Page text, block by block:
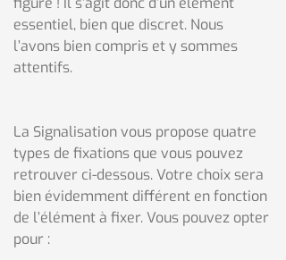
essentiel, bien que discret. Nous
l’avons bien compris et y sommes
attentifs.
La Signalisation vous propose quatre
types de fixations que vous pouvez
retrouver ci-dessous. Votre choix sera
bien évidemment différent en fonction
de l’élément à fixer. Vous pouvez opter
pour :